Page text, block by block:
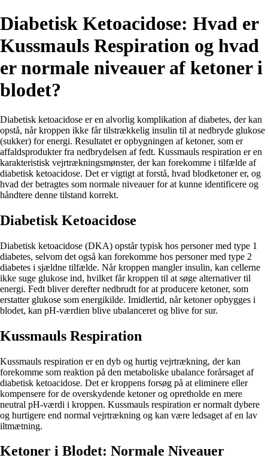
Diabetisk Ketoacidose: Hvad er
Kussmauls Respiration og hvad
er normale niveauer af ketoner i
blodet?
Diabetisk ketoacidose er en alvorlig komplikation af diabetes, der kan
opstå, når kroppen ikke får tilstrækkelig insulin til at nedbryde glukose
(sukker) for energi. Resultatet er opbygningen af ketoner, som er
affaldsprodukter fra nedbrydelsen af fedt. Kussmauls respiration er en
karakteristisk vejrtrækningsmønster, der kan forekomme i tilfælde af
diabetisk ketoacidose. Det er vigtigt at forstå, hvad blodketoner er, og
hvad der betragtes som normale niveauer for at kunne identificere og
håndtere denne tilstand korrekt.
Diabetisk Ketoacidose
Diabetisk ketoacidose (DKA) opstår typisk hos personer med type 1
diabetes, selvom det også kan forekomme hos personer med type 2
diabetes i sjældne tilfælde. Når kroppen mangler insulin, kan cellerne
ikke suge glukose ind, hvilket får kroppen til at søge alternativer til
energi. Fedt bliver derefter nedbrudt for at producere ketoner, som
erstatter glukose som energikilde. Imidlertid, når ketoner opbygges i
blodet, kan pH-værdien blive ubalanceret og blive for sur.
Kussmauls Respiration
Kussmauls respiration er en dyb og hurtig vejrtrækning, der kan
forekomme som reaktion på den metaboliske ubalance forårsaget af
diabetisk ketoacidose. Det er kroppens forsøg på at eliminere eller
kompensere for de overskydende ketoner og opretholde en mere
neutral pH-værdi i kroppen. Kussmauls respiration er normalt dybere
og hurtigere end normal vejrtrækning og kan være ledsaget af en lav
iltmætning.
Ketoner i Blodet: Normale Niveauer